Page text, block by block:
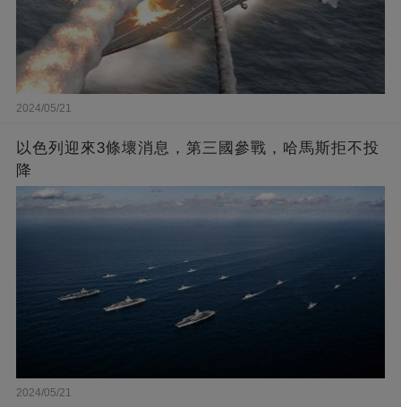
2024/05/21
以色列迎來3條壞消息，第三國參戰，哈馬斯拒不投
降
2024/05/21